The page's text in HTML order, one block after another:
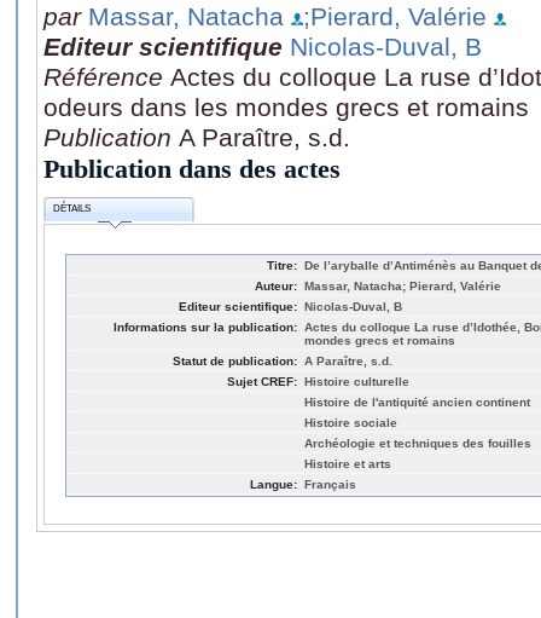
par Massar, Natacha
;Pierard, Valérie
Editeur scientifique Nicolas-Duval, B
Référence Actes du colloque La ruse
odeurs dans les mondes grecs et romains
Publication A Paraître, s.d.
Publication dans des actes
DÉTAILS
Titre: De l’aryballe d’Antiménès au Banquet
Auteur: Massar, Natacha; Pierard, Valérie
Editeur scientifique: Nicolas-Duval, B
Informations sur la publication: Actes du colloque La ruse d’Idothée,
mondes grecs et romains
Statut de publication: A Paraître, s.d.
Sujet CREF: Histoire culturelle
Histoire de l'antiquité ancien continent
Histoire sociale
Archéologie et techniques des fouilles
Histoire et arts
Langue: Français